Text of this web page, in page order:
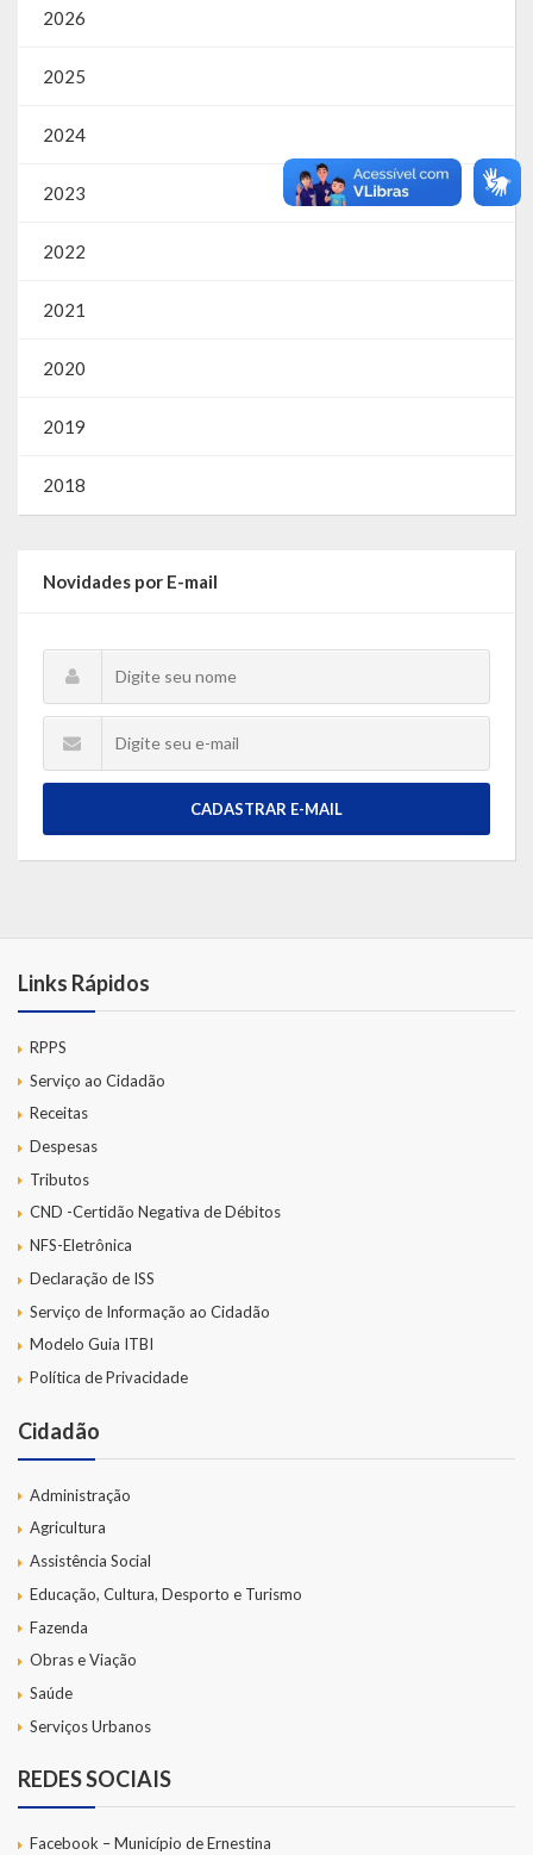
2026
2025
2024
2023
2022
2021
2020
2019
2018
Novidades por E-mail
CADASTRAR E-MAIL
Links Rápidos
RPPS
Serviço ao Cidadão
Receitas
Despesas
Tributos
CND -Certidão Negativa de Débitos
NFS-Eletrônica
Declaração de ISS
Serviço de Informação ao Cidadão
Modelo Guia ITBI
Política de Privacidade
Cidadão
Administração
Agricultura
Assistência Social
Educação, Cultura, Desporto e Turismo
Fazenda
Obras e Viação
Saúde
Serviços Urbanos
REDES SOCIAIS
Facebook – Município de Ernestina